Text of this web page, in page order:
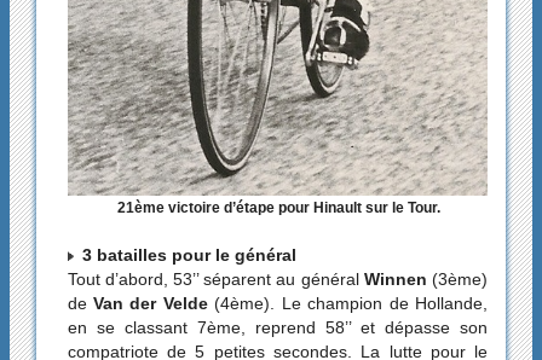
21ème victoire d’étape pour Hinault sur le Tour.
3 batailles pour le général
Tout d’abord, 53’’ séparent au général Winnen (3ème)
deVan der Velde(4ème). Le champion de Hollande,
en se classant 7ème, reprend 58’’ et dépasse son
compatriote de 5 petites secondes. La lutte pour le